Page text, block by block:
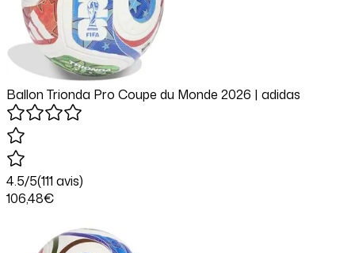
Ballon Trionda Pro Coupe du Monde 2026 | adidas
4.5/5(111 avis)
106,48€